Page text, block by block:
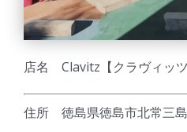
店名 Clavitz【クラヴィッツ
住所 徳島県徳島市北常三